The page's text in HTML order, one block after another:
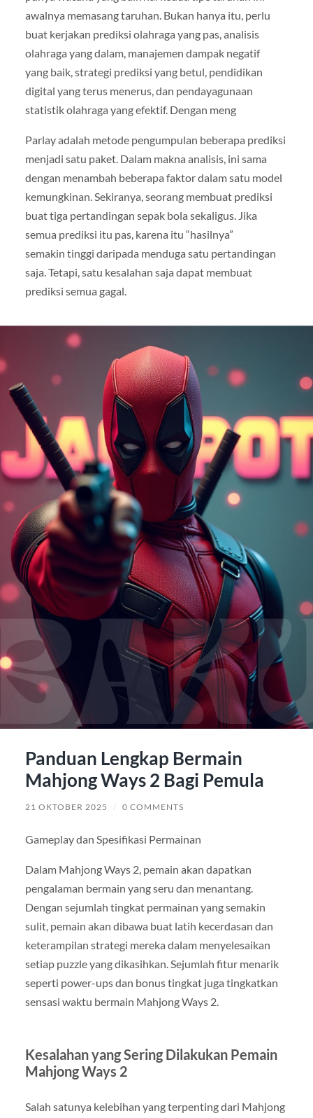
awalnya memasang taruhan. Bukan hanya itu, perlu
buat kerjakan prediksi olahraga yang pas, analisis
olahraga yang dalam, manajemen dampak negatif
yang baik, strategi prediksi yang betul, pendidikan
digital yang terus menerus, dan pendayagunaan
statistik olahraga yang efektif. Dengan meng
Parlay adalah metode pengumpulan beberapa prediksi
menjadi satu paket. Dalam makna analisis, ini sama
dengan menambah beberapa faktor dalam satu model
kemungkinan. Sekiranya, seorang membuat prediksi
buat tiga pertandingan sepak bola sekaligus. Jika
semua prediksi itu pas, karena itu “hasilnya”
semakin tinggi daripada menduga satu pertandingan
saja. Tetapi, satu kesalahan saja dapat membuat
prediksi semua gagal.
Panduan Lengkap Bermain
Mahjong Ways 2 Bagi Pemula
21 OKTOBER 2025 / 0 COMMENTS
Gameplay dan Spesifikasi Permainan
Dalam Mahjong Ways 2, pemain akan dapatkan
pengalaman bermain yang seru dan menantang.
Dengan sejumlah tingkat permainan yang semakin
sulit, pemain akan dibawa buat latih kecerdasan dan
keterampilan strategi mereka dalam menyelesaikan
setiap puzzle yang dikasihkan. Sejumlah fitur menarik
seperti power-ups dan bonus tingkat juga tingkatkan
sensasi waktu bermain Mahjong Ways 2.
Kesalahan yang Sering Dilakukan Pemain
Mahjong Ways 2
Salah satunya kelebihan yang terpenting dari Mahjong